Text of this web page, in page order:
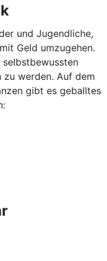
und Jugendliche,
Geld umzugehen.
zu werden. Auf dem
gibt es geballtes